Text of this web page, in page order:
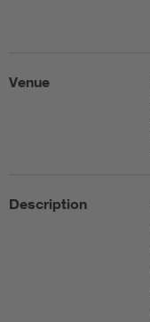
Venue
Description